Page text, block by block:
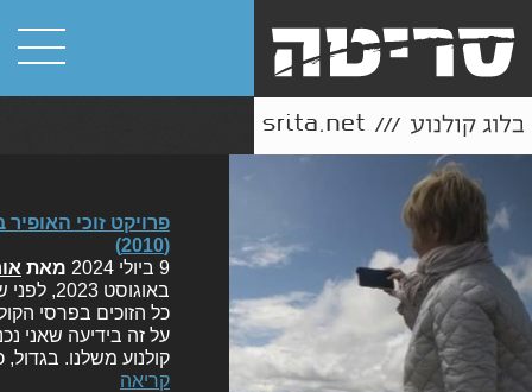
(2010)
9 ביולי 2024
מאת
כל הזוכים בפרסי
על זה בידיעה שאני
קולנוע משלנו.
קריאה